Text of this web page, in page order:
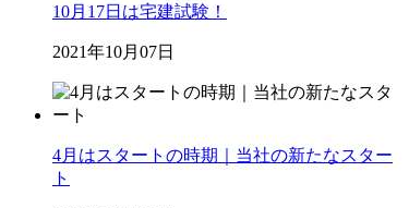
10月17日は宅建試験！
2021年10月07日
4月はスタートの時期｜当社の新たなスター
ト